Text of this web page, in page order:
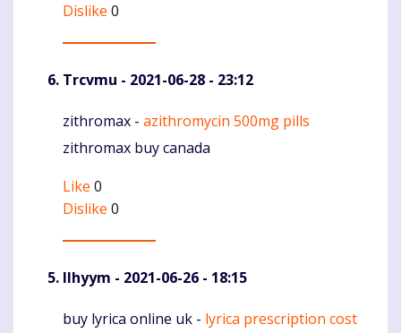
Dislike 0
Trcvmu - 2021-06-28 - 23:12
Komentaras
zithromax - azithromycin 500mg pills
zithromax buy canada
Like 0
Dislike 0
Ilhyym - 2021-06-26 - 18:15
Komentaras
buy lyrica online uk - lyrica prescription cost